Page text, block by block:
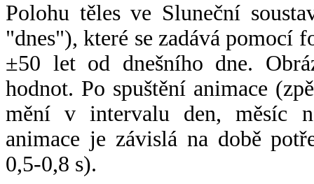
Polohu těles ve Sluneční
"dnes"), které se zadává pomocí
±50 let od dnešního dne.
hodnot. Po spuštění animace
mění v intervalu den, měsíc
animace je závislá na době
0,5-0,8 s).